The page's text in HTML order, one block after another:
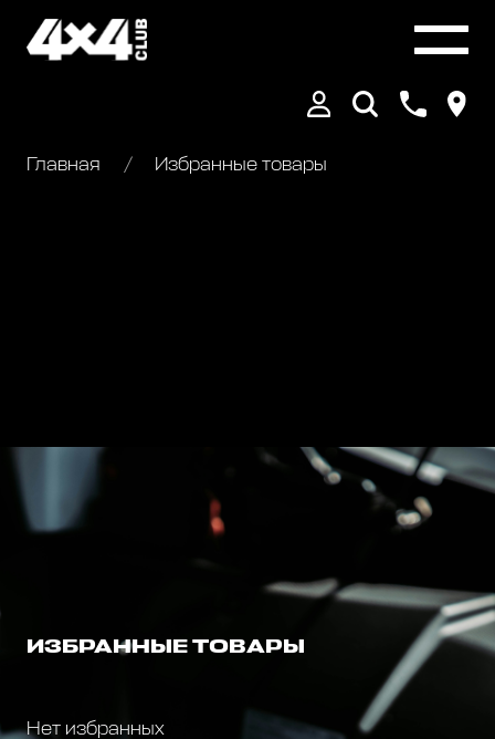
Главная Избранные товары
ИЗБРАННЫЕ ТОВАРЫ
Нет избранных